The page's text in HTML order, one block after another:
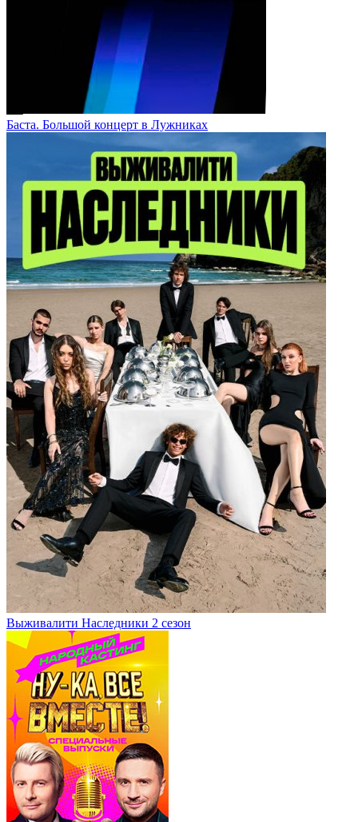
Баста. Большой концерт в Лужниках
Выживалити Наследники 2 сезон